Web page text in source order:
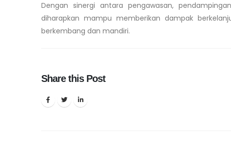
Dengan sinergi antara pengawasan,
diharapkan mampu memberikan dampak
berkembang dan mandiri.
Share this Post